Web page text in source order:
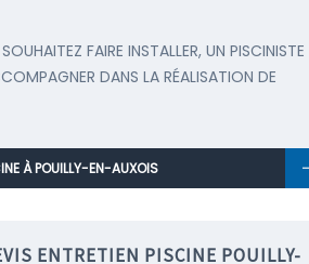
FAIRE INSTALLER, UN PISCINISTE
DANS LA RÉALISATION DE
À POUILLY-EN-AUXOIS
ENTRETIEN PISCINE POUILLY-